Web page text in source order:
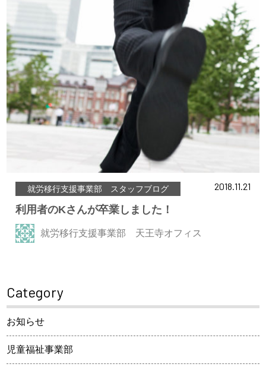
Category
お知らせ
児童福祉事業部
就労移行支援事業部 スタッフブログ 2018.11.21
利用者のKさんが卒業しました！
就労移行支援事業部 天王寺オフィス